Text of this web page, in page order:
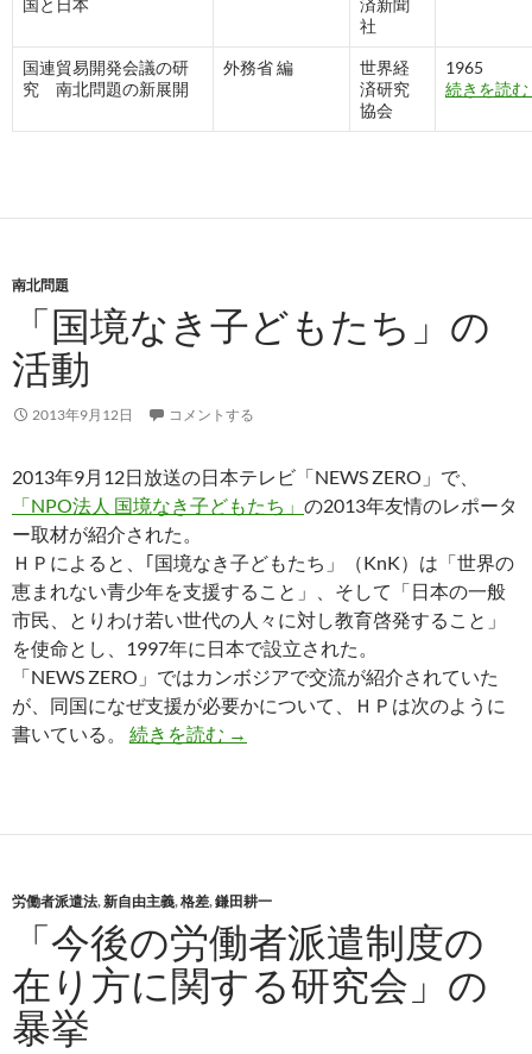
国と日本
済新聞
社
国連貿易開発会議の研
究 南北問題の新展開
外務省 編
世界経
済研究
協会
1965
続きを読む
南北問題
「国境なき子どもたち」の
活動
2013年9月12日 コメントする
2013年9月12日放送の日本テレビ「NEWS ZERO」で、
「NPO法人 国境なき子どもたち」 の2013年友情のレポータ
ー取材が紹介された。
ＨＰによると、｢国境なき子どもたち」（KnK）は「世界の
恵まれない青少年を支援すること」、そして「日本の一般
市民、とりわけ若い世代の人々に対し教育啓発すること」
を使命とし、1997年に日本で設立された。
「NEWS ZERO」ではカンボジアで交流が紹介されていた
が、同国になぜ支援が必要かについて、ＨＰは次のように
書いている。 続きを読む 「国境なき子どもたち」の活動
→
労働者派遣法,新自由主義,格差,鎌田耕一
「今後の労働者派遣制度の
在り方に関する研究会」の
暴挙